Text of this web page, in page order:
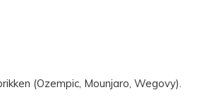
(Ozempic, Mounjaro, Wegovy).